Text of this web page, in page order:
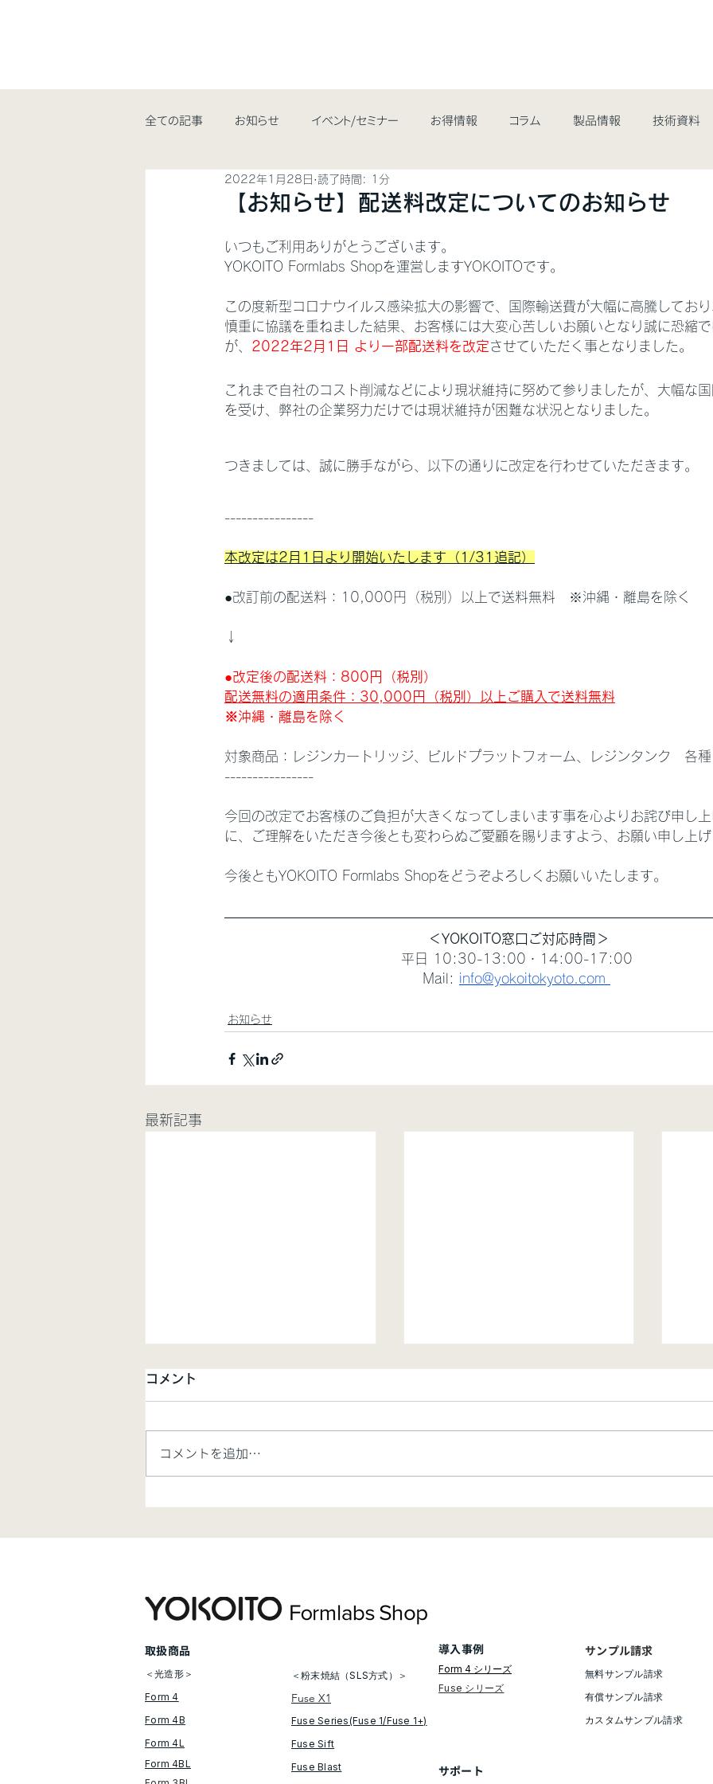
全ての記事 お知らせ イベント/セミナー お得情報 コラム 製品情報 技術資料
【お知らせ】配送料改定についてのお知らせ
2022年1月28日 読了時間: 1分
いつもご利用ありがとうございます。
YOKOITO Formlabs Shopを運営しますYOKOITOです。
この度新型コロナウイルス感染拡大の影響で、国際輸送費が大幅に高騰しており
慎重に協議を重ねました結果、お客様には大変心苦しいお願いとなり誠に恐縮
が、 2022年2月1日 より一部配送料を改定させていただく事となりました。
これまで自社のコスト削減などにより現状維持に努めて参りましたが、大幅な
を受け、弊社の企業努力だけでは現状維持が困難な状況となりました。
つきましては、誠に勝手ながら、以下の通りに改定を行わせていただきます。
----------------
本改定は2月1日より開始いたします（1/31追記）
●改訂前の配送料：10,000円（税別）以上で送料無料　※沖縄・離島を除く
↓
●改定後の配送料：800円（税別）
配送無料の適用条件：30,000円（税別）以上ご購入で送料無料
※沖縄・離島を除く
対象商品：レジンカートリッジ、ビルドプラットフォーム、レジンタンク　各種
----------------
今回の改定でお客様のご負担が大きくなってしまいます事を心よりお詫び申し
に、ご理解をいただき今後とも変わらぬご愛顧を賜りますよう、お願い申し上げ
今後ともYOKOITO Formlabs Shopをどうぞよろしくお願いいたします。
＜YOKOITO窓口ご対応時間＞
平日 10:30-13:00・14:00-17:00
Mail: info@yokoitokyoto.com
お知らせ
最新記事
【お知らせ】価格改定のご案
内【8/7開始】
【新製品】Formlabs 大型産
業用SLS 3Dプリンター
表
【お
内
コメント
コメントを追加…
​取扱商品
＜光造形＞
Form 4
Form 4B
Form 4L
Form 4BL
＜粉末焼結（SLS方式）＞
Fuse X1
Fuse Series(Fuse 1/Fuse 1+)
Fuse Sift
​Fuse Blast
導入事例
Form 4 シリーズ
​Fuse シリーズ
​サポート
サンプル請求
無料サンプル請求​
有償サンプル請求
​カスタムサンプル請求